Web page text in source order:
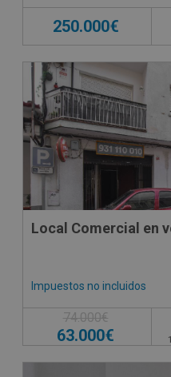
250.000€
Local Comercial en
Impuestos no incluidos
74.000€
63.000€